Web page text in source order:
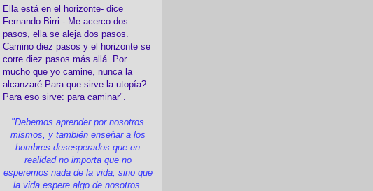
Ella está en el horizonte- dice
Fernando Birri.- Me acerco dos
pasos, ella se aleja dos pasos.
Camino diez pasos y el horizonte se
corre diez pasos más allá. Por
mucho que yo camine, nunca la
alcanzaré.Para que sirve la utopía?
Para eso sirve: para caminar".
"Debemos aprender por nosotros
mismos, y también enseñar a los
hombres desesperados que en
realidad no importa que no
esperemos nada de la vida, sino que
la vida espere algo de nosotros.